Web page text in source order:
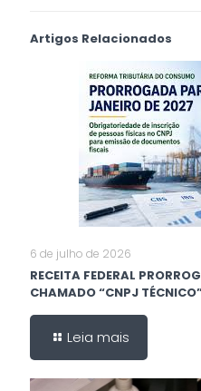
Artigos Relacionados
6 de julho de 2026
RECEITA FEDERAL
CHAMADO “CNPJ
Leia mais